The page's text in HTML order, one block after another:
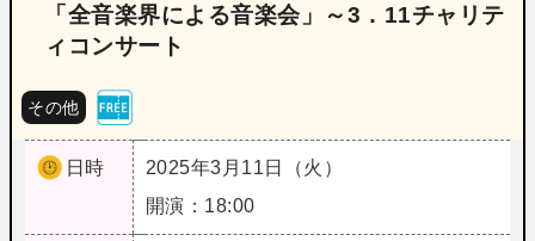
「全音楽界による音楽会」～3．11チャリテ
ィコンサート
その他
日時
2025年3月11日（火）
開演：18:00